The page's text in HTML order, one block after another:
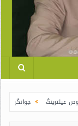
جوانگرایی به سبک